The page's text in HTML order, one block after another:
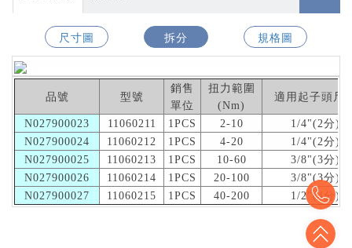
尺寸圖 拆分 規格圖
品號 型號
銷售
單位
扭力範圍
(Nm)
適用起子頭尺
N027900023 11060211 1PCS 2-10
1/4"(2分)
N027900024
11060212 1PCS 4-20
1/4"(2分)
N027900025
11060213 1PCS 10-60
3/8"(3分)
N027900026
11060214 1PCS 20-100
3/8"(3分)
N027900027
11060215 1PCS 40-200 1/2"(4分)